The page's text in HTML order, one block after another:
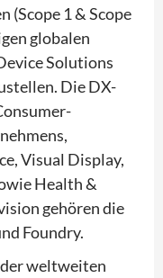
(Scope 1 & Scope
globalen
Solutions
Die DX-
Visual Display,
Health &
gehören die
Foundry.
weltweiten